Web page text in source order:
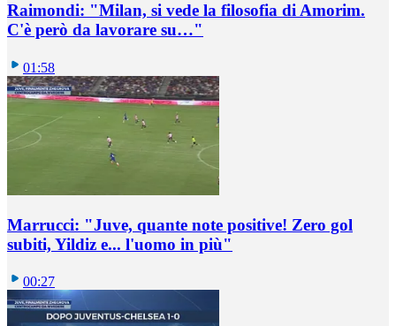
Raimondi: "Milan, si vede la filosofia di Amorim.
C'è però da lavorare su…"
01:58
Marrucci: "Juve, quante note positive! Zero gol
subiti, Yildiz e... l'uomo in più"
00:27